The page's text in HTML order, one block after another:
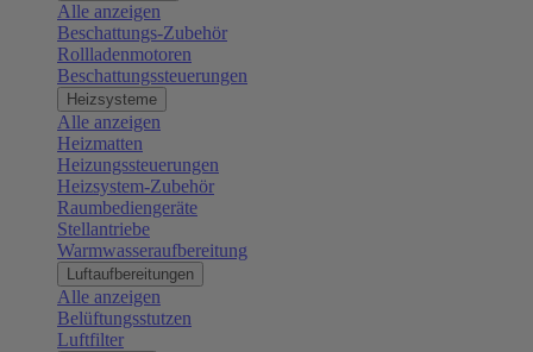
Alle anzeigen
Beschattungs-Zubehör
Rollladenmotoren
Beschattungssteuerungen
Heizsysteme
Alle anzeigen
Heizmatten
Heizungssteuerungen
Heizsystem-Zubehör
Raumbediengeräte
Stellantriebe
Warmwasseraufbereitung
Luftaufbereitungen
Alle anzeigen
Belüftungsstutzen
Luftfilter